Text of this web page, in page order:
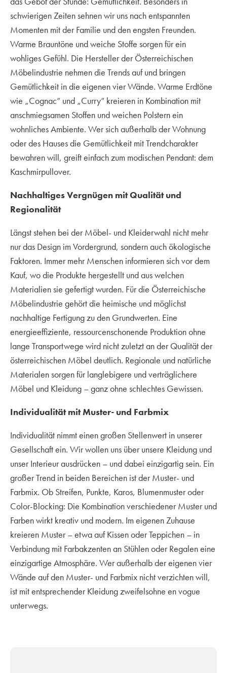
schwierigen Zeiten sehnen wir uns nach entspannten
Momenten mit der Familie und den engsten Freunden.
Warme Brauntöne und weiche Stoffe sorgen für ein
wohliges Gefühl. Die Hersteller der Österreichischen
Möbelindustrie nehmen die Trends auf und bringen
Gemütlichkeit in die eigenen vier Wände. Warme Erdtöne
wie „Cognac“ und „Curry“ kreieren in Kombination mit
anschmiegsamen Stoffen und weichen Polstern ein
wohnliches Ambiente. Wer sich außerhalb der Wohnung
oder des Hauses die Gemütlichkeit mit Trendcharakter
bewahren will, greift einfach zum modischen Pendant: dem
Kaschmirpullover.
Nachhaltiges Vergnügen mit Qualität und
Regionalität
Längst stehen bei der Möbel- und Kleiderwahl nicht mehr
nur das Design im Vordergrund, sondern auch ökologische
Faktoren. Immer mehr Menschen informieren sich vor dem
Kauf, wo die Produkte hergestellt und aus welchen
Materialien sie gefertigt wurden. Für die Österreichische
Möbelindustrie gehört die heimische und möglichst
nachhaltige Fertigung zu den Grundwerten. Eine
energieeffiziente, ressourcenschonende Produktion ohne
lange Transportwege wird nicht zuletzt an der Qualität der
österreichischen Möbel deutlich. Regionale und natürliche
Materialen sorgen für langlebigere und verträglichere
Möbel und Kleidung – ganz ohne schlechtes Gewissen.
Individualität mit Muster- und Farbmix
Individualität nimmt einen großen Stellenwert in unserer
Gesellschaft ein. Wir wollen uns über unsere Kleidung und
unser Interieur ausdrücken – und dabei einzigartig sein. Ein
großer Trend in beiden Bereichen ist der Muster- und
Farbmix. Ob Streifen, Punkte, Karos, Blumenmuster oder
Color-Blocking: Die Kombination verschiedener Muster und
Farben wirkt kreativ und modern. Im eigenen Zuhause
kreieren Muster – etwa auf Kissen oder Teppichen – in
Verbindung mit Farbakzenten an Stühlen oder Regalen eine
einzigartige Atmosphäre. Wer außerhalb der eigenen vier
Wände auf den Muster- und Farbmix nicht verzichten will,
ist mit entsprechender Kleidung zweifelsohne en vogue
unterwegs.